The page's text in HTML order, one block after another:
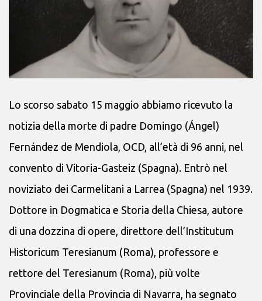
Lo scorso sabato 15 maggio abbiamo ricevuto la
notizia della morte di padre Domingo (Ángel)
Fernández de Mendiola, OCD, all’età di 96 anni, nel
convento di Vitoria-Gasteiz (Spagna). Entrò nel
noviziato dei Carmelitani a Larrea (Spagna) nel 1939.
Dottore in Dogmatica e Storia della Chiesa, autore
di una dozzina di opere, direttore dell’Institutum
Historicum Teresianum (Roma), professore e
rettore del Teresianum (Roma), più volte
Provinciale della Provincia di Navarra, ha segnato